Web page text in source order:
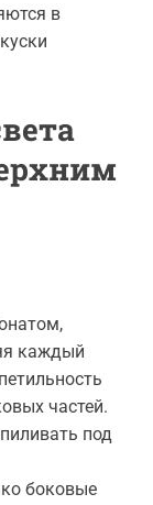
в
каждый
частей.
под
боковые